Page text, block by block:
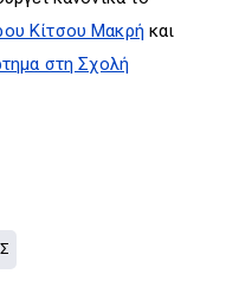
Κίτσου Μακρή και
στη Σχολή